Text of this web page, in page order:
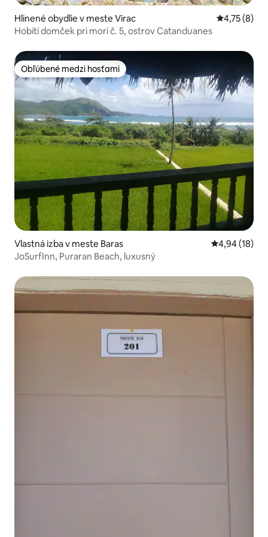
Hlinené obydlie v meste Virac Priemerné
4,75 (8)
Hobití domček pri mori č. 5, ostrov Catanduanes
Obľúbené medzi hosťami
Obľúbené medzi hosťami
Vlastná izba v meste Baras Priemerné
4,94 (18)
JoSurfInn, Puraran Beach, luxusný